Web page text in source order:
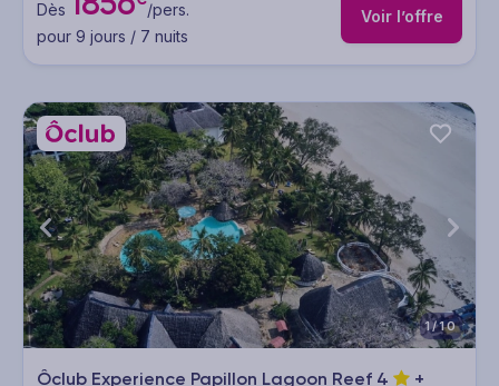
Dès
/pers.
pour 9 jours / 7 nuits
Voir l’offre
1/10
Ôclub Experience Papillon Lagoon Reef 4
+